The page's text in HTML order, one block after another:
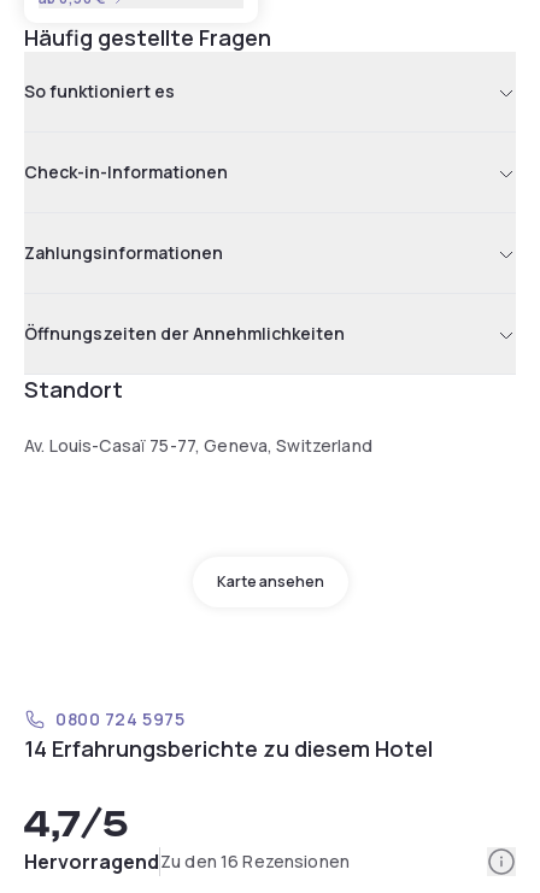
Häufig gestellte Fragen
So funktioniert es
Check-in-Informationen
Zahlungsinformationen
Öffnungszeiten der Annehmlichkeiten
Standort
Av. Louis-Casaï 75-77, Geneva, Switzerland
Karte ansehen
0800 724 5975
14 Erfahrungsberichte zu diesem Hotel
4,7/5
HervorragendZu den 16 Rezensionen